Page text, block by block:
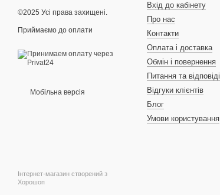
©2025 Усі права захищені.
Приймаємо до оплати
Мобільна версія
Інтернет-магазин створений з
Хорошоп
Вхід до кабінету
Про нас
Контакти
Оплата і доставка
Обмін і повернення
Питання та відповіді
Відгуки клієнтів
Блог
Умови користування